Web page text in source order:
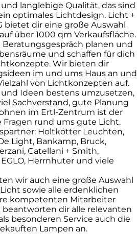
langlebige Qualität, das sind
optimales Lichtdesign. Licht +
bietet dir eine große Auswahl
über 1000 qm Verkaufsfläche.
planen und
und schaffen für dich
Wir bieten dir
im und ums Haus an und
von Lichtkonzepten auf.
Ideen bestens umzusetzen,
Sachverstand, gute Planung
im Ertl-Zentrum ist der
Fragen rund ums gute Licht.
Holtkötter Leuchten,
Light, Bankamp, Bruck,
Catellani + Smith,
Herrnhuter und viele
wir auch eine große Auswahl
sowie alle erdenklichen
kompetenten Mitarbeiter
dir alle relevanten
besonderen Service auch die
Lampen an.